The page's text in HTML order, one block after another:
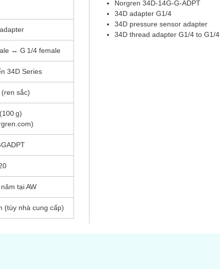
↔ G 1/4 female
34D Series
(ren sắc)
g)
tại AW
(tùy nhà cung cấp)
Norgren 34D-14G-G-ADPT
34D adapter G1/4
34D pressure sensor adapter
34D thread adapter G1/4 to G1/4